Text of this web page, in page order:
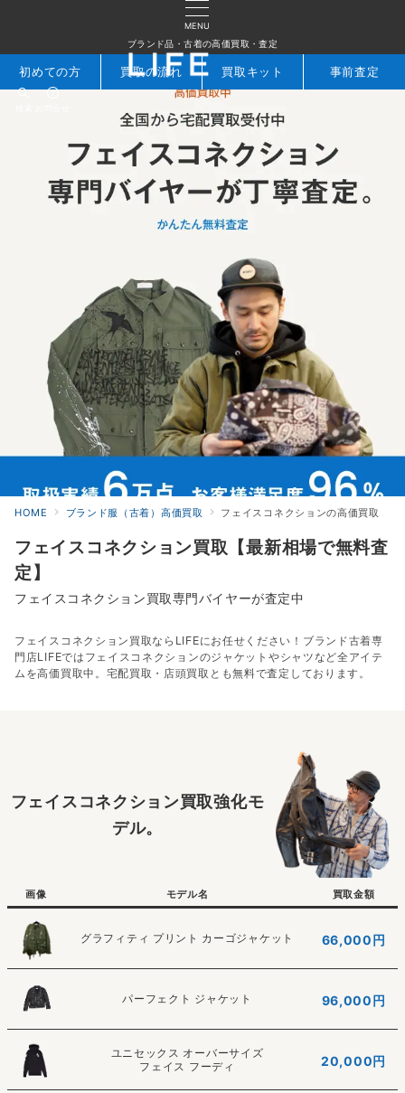
MENU
ブランド品・古着の高価買取・査定
初めての方 買取の流れ 買取キット 事前査定
HOME ブランド服（古着）高価買取 フェイスコネクションの高価買取
フェイスコネクション買取【最新相場で無料査
定】
フェイスコネクション買取専門バイヤーが査定中
フェイスコネクション買取ならLIFEにお任せください！ブランド古着専
門店LIFEではフェイスコネクションのジャケットやシャツなど全アイテ
ムを高価買取中。宅配買取・店頭買取とも無料で査定しております。
フェイスコネクション買取強化モ
デル。
画像 モデル名 買取金額
グラフィティ プリント カーゴジャケット 66,000円
パーフェクト ジャケット 96,000円
ユニセックス オーバーサイズ
フェイス フーディ
20,000円